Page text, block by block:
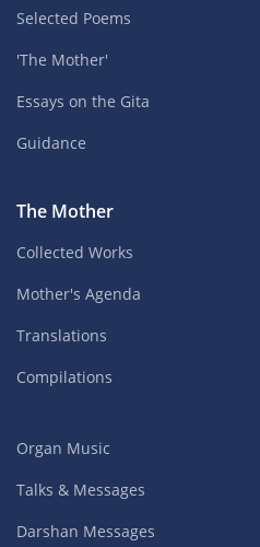
Selected Poems
'The Mother'
Essays on the Gita
Guidance
The Mother
Collected Works
Mother's Agenda
Translations
Compilations
Organ Music
Talks & Messages
Darshan Messages